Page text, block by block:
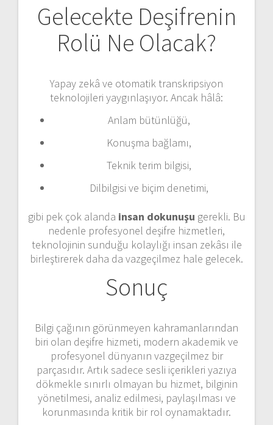
Gelecekte Deşifrenin
Rolü Ne Olacak?
Yapay zekâ ve otomatik transkripsiyon
teknolojileri yaygınlaşıyor. Ancak hâlâ:
Anlam bütünlüğü,
Konuşma bağlamı,
Teknik terim bilgisi,
Dilbilgisi ve biçim denetimi,
gibi pek çok alanda insan dokunuşu gerekli. Bu
nedenle profesyonel deşifre hizmetleri,
teknolojinin sunduğu kolaylığı insan zekâsı ile
birleştirerek daha da vazgeçilmez hale gelecek.
Sonuç
Bilgi çağının görünmeyen kahramanlarından
biri olan deşifre hizmeti, modern akademik ve
profesyonel dünyanın vazgeçilmez bir
parçasıdır. Artık sadece sesli içerikleri yazıya
dökmekle sınırlı olmayan bu hizmet, bilginin
yönetilmesi, analiz edilmesi, paylaşılması ve
korunmasında kritik bir rol oynamaktadır.